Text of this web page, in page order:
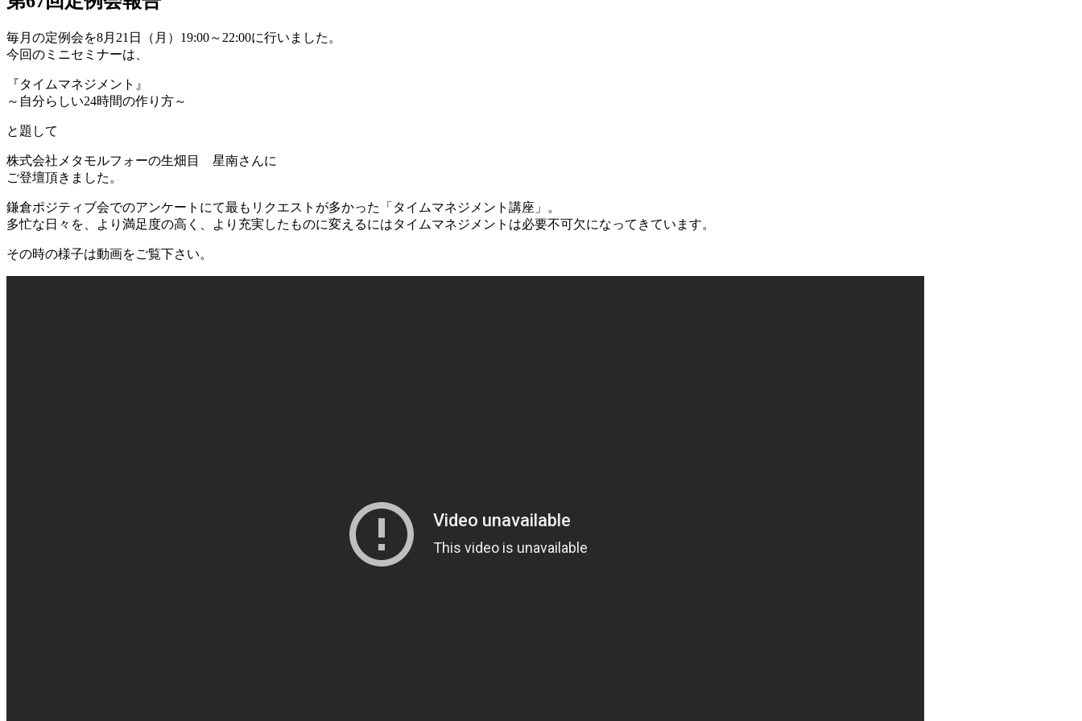
毎月の定例会を8月21日（月）19:00～22:00に行いました。
今回のミニセミナーは、
『タイムマネジメント』
～自分らしい24時間の作り方～
と題して
株式会社メタモルフォーの生畑目 星南さんに
ご登壇頂きました。
鎌倉ポジティブ会でのアンケートにて最もリクエストが多かった「タイムマネジメント講座」。
多忙な日々を、より満足度の高く、より充実したものに変えるにはタイムマネジメントは必要不可欠になってきています。
その時の様子は動画をご覧下さい。